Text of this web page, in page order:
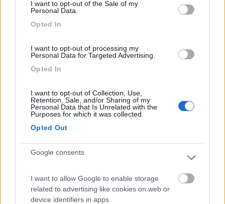
I want to opt-out of the Sale of my
Personal Data.
Opted In
I want to opt-out of processing my
Personal Data for Targeted Advertising.
Opted In
I want to opt-out of Collection, Use,
Retention, Sale, and/or Sharing of my
Personal Data that Is Unrelated with the
Purposes for which it was collected.
Opted Out
Google consents
I want to allow Google to enable storage
related to advertising like cookies on web or
device identifiers in apps.
Peperito 04/09/2017 10:45
140 con CS e 220. Docce a pagamento. Possibilità
di pesca.
travel liner
Posizione Prezzo
Segnalati nei dintorni